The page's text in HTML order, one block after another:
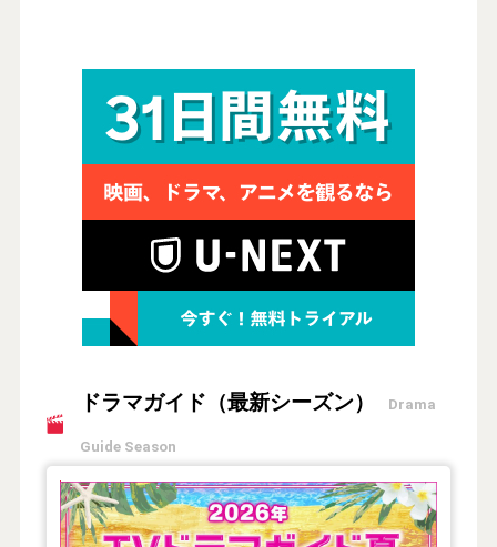
ドラマガイド（最新シーズン） Drama
Guide Season
【2026年夏】TVドラマガイド